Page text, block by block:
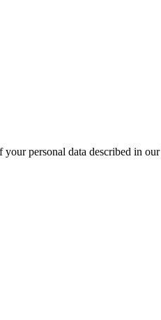
personal data described in our